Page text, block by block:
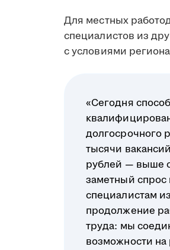
Для местных
специалистов из
с условиями
«Сегодня
долгосрочного
тысячи
рублей — выше
заметный
специалистам
продолжение
труда: мы
возможности